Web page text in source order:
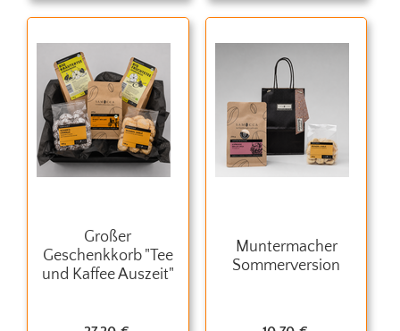
Großer
Geschenkkorb "Tee
und Kaffee Auszeit"
Muntermacher
Sommerversion